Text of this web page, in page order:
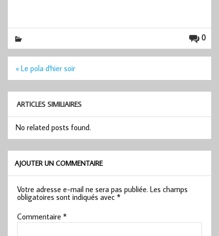
0
Navigation
l’article
« Le pola d'hier soir
ARTICLES SIMILIAIRES
No related posts found.
AJOUTER UN COMMENTAIRE
Votre adresse e-mail ne sera pas publiée. Les champs
obligatoires sont indiqués avec*
Commentaire*